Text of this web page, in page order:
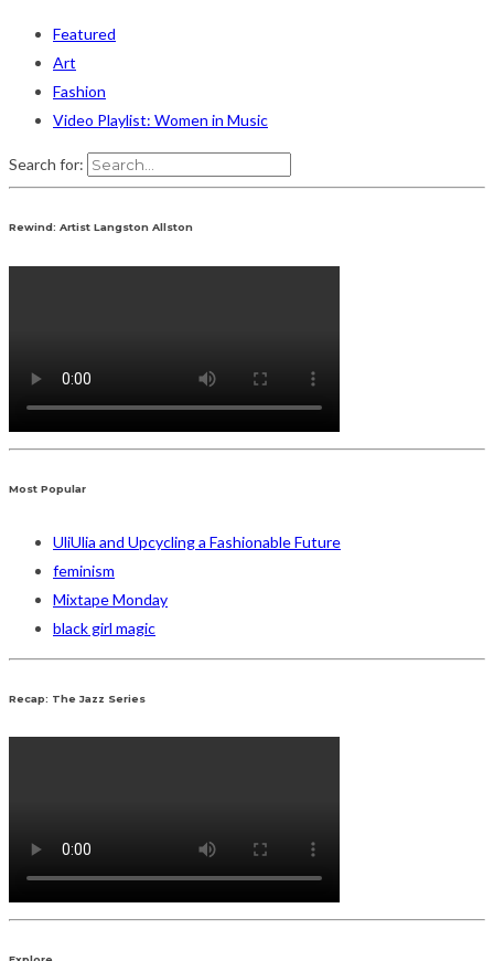
Featured
Art
Fashion
Video Playlist: Women in Music
Search for:
Rewind: Artist Langston Allston
Most Popular
UliUlia and Upcycling a Fashionable Future
feminism
Mixtape Monday
black girl magic
Recap: The Jazz Series